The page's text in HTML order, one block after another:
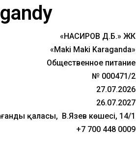
«НАСИРОВ Д.Б.» ЖК
«Maki Maki Karaganda»
Общественное питание
№ 000471/2
27.07.2026
26.07.2027
қаласы, В.Язев көшесі, 14/1
+7 700 448 0009